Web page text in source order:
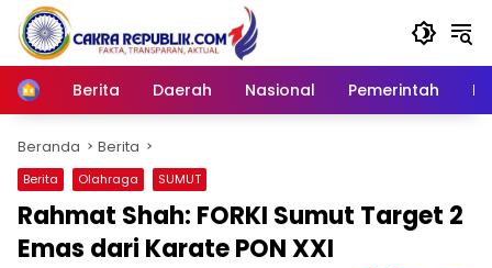
Langsung
konten
Home
Berita Daerah Nasional Pemerintah
Beranda Berita
Berita Olahraga SUMUT
Rahmat Shah: FORKI Sumut Target 2
Emas dari Karate PON XXI